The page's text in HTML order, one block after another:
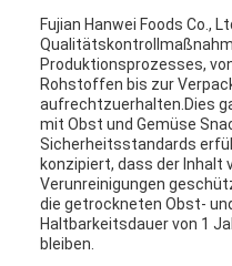
Fujian Hanwei Foods Co.,
Produktionsprozesses,
Rohstoffen bis zur
aufrechtzuerhalten.Dies
mit Obst und Gemüse
Sicherheitsstandards
konzipiert, dass der Inhalt
Verunreinigungen
die getrockneten Obst-
Haltbarkeitsdauer von 1
bleiben.